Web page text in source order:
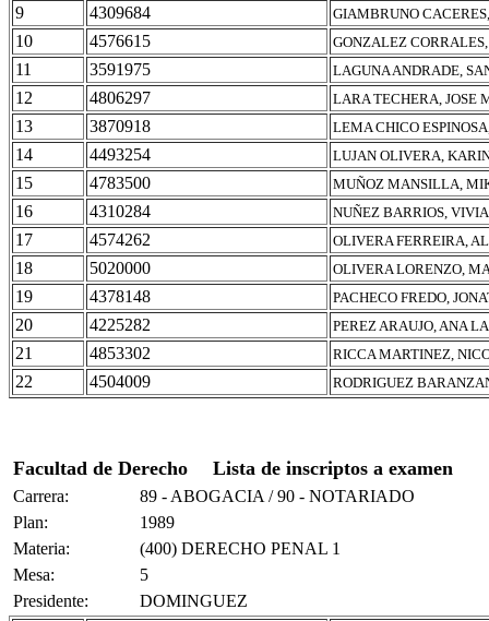
9 4309684 GIAMBRUNO
10 4576615 GONZALEZ
11 3591975 LAGUNA ANDRADE,
12 4806297 LARA TECHERA, JOSE
13 3870918 LEMA CHICO
14 4493254 LUJAN OLIVERA,
15 4783500 MUÑOZ MANSILLA,
16 4310284 NUÑEZ BARRIOS,
17 4574262 OLIVERA FERREIRA,
18 5020000 OLIVERA LORENZO,
19 4378148 PACHECO FREDO,
20 4225282 PEREZ ARAUJO, ANA
21 4853302 RICCA MARTINEZ,
22 4504009 RODRIGUEZ
Facultad de Derecho Lista de inscriptos a examen
Carrera:
89 - ABOGACIA / 90 - NOTARIADO
Plan:
1989
Materia:
(400) DERECHO PENAL 1
Mesa:
5
Presidente:
DOMINGUEZ